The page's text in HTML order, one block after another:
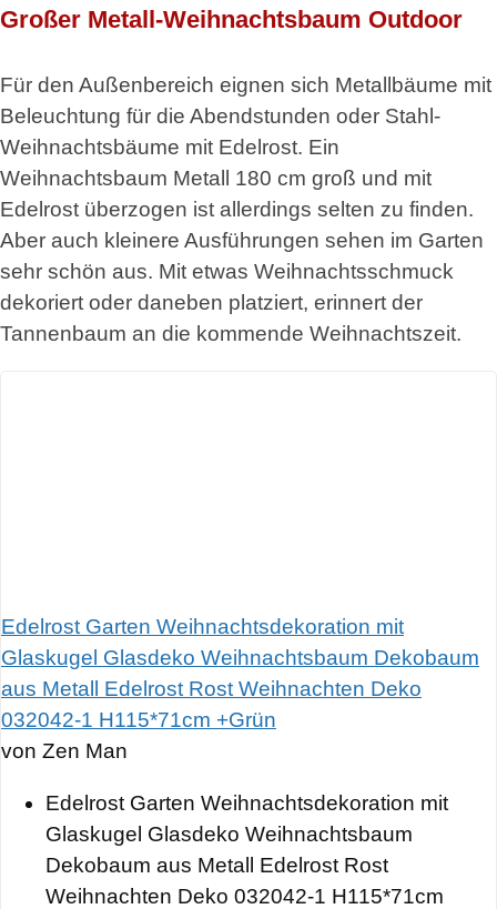
Großer Metall-Weihnachtsbaum Outdoor
Für den Außenbereich eignen sich Metallbäume mit
Beleuchtung für die Abendstunden oder Stahl-
Weihnachtsbäume mit Edelrost. Ein
Weihnachtsbaum Metall 180 cm groß und mit
Edelrost überzogen ist allerdings selten zu finden.
Aber auch kleinere Ausführungen sehen im Garten
sehr schön aus. Mit etwas Weihnachtsschmuck
dekoriert oder daneben platziert, erinnert der
Tannenbaum an die kommende Weihnachtszeit.
Edelrost Garten Weihnachtsdekoration mit
Glaskugel Glasdeko Weihnachtsbaum Dekobaum
aus Metall Edelrost Rost Weihnachten Deko
032042-1 H115*71cm +Grün
von Zen Man
Edelrost Garten Weihnachtsdekoration mit
Glaskugel Glasdeko Weihnachtsbaum
Dekobaum aus Metall Edelrost Rost
Weihnachten Deko 032042-1 H115*71cm